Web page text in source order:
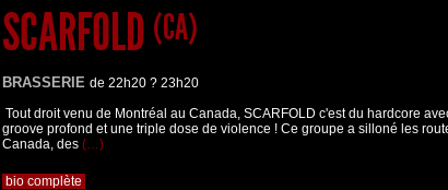
SCARFOLD (CA)
BRASSERIE de 22h20 ? 23h20
Tout droit venu de Montréal au Canada, SCARFOLD c'est du hardcore
groove profond et une triple dose de violence ! Ce groupe a silloné les
Canada, des (…)
bio complète